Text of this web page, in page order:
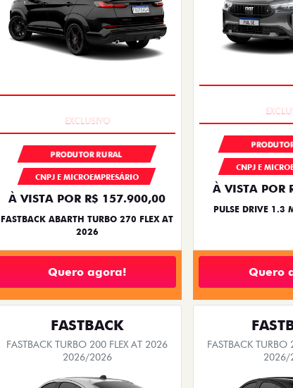
PRODUTOR RURAL
CNPJ E MICROEMPRESÁRIO
À VISTA POR R$ 157.900,00
FASTBACK ABARTH TURBO 270 FLEX AT
2026
Quero agora!
CNPJ E
À VISTA POR
PULSE DRIVE 1.3
Quero
FASTBACK
FASTBACK TURBO 200 FLEX AT 2026
2026/2026
FASTBACK TURBO
2026/